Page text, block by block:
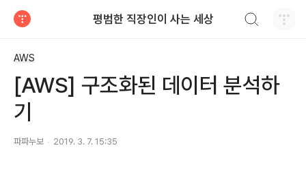
평범한 직장인이 사는 세상
AWS
[AWS] 구조화된 데이터 분석하
기
파파누보 2019. 3. 7. 15:35